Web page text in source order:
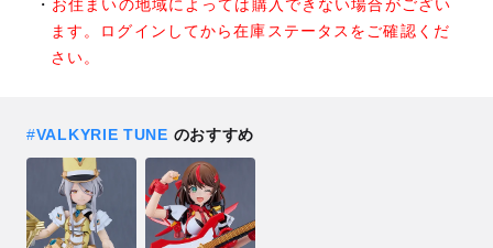
お住まいの地域によっては購入できない場合がござい
ます。ログインしてから在庫ステータスをご確認くだ
さい。
#VALKYRIE TUNE のおすすめ